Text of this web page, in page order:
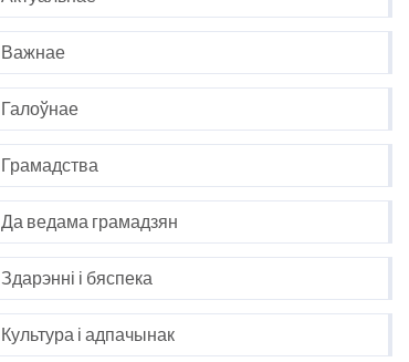
Важнае
Галоўнае
Грамадства
Да ведама грамадзян
Здарэнні і бяспека
Культура і адпачынак